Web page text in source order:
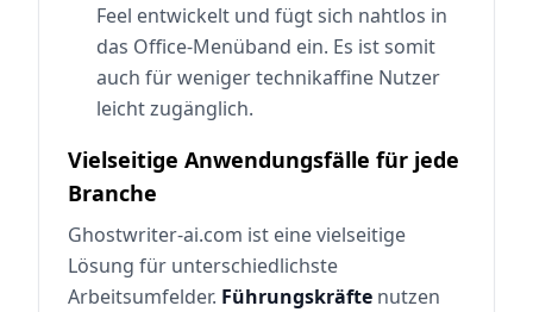
Feel entwickelt und fügt sich nahtlos in
das Office-Menüband ein. Es ist somit
auch für weniger technikaffine Nutzer
leicht zugänglich.
Vielseitige Anwendungsfälle für jede
Branche
Ghostwriter-ai.com ist eine vielseitige
Lösung für unterschiedlichste
Arbeitsumfelder. Führungskräfte nutzen